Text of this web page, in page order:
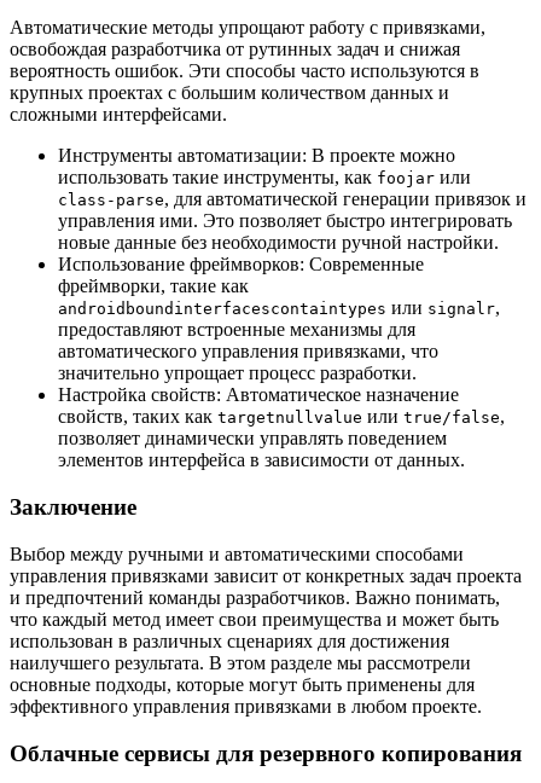
Автоматические методы упрощают работу с привязками,
освобождая разработчика от рутинных задач и снижая
вероятность ошибок. Эти способы часто используются в
крупных проектах с большим количеством данных и
сложными интерфейсами.
Инструменты автоматизации: В проекте можно
использовать такие инструменты, как foojar или
class-parse, для автоматической генерации привязок и
управления ими. Это позволяет быстро интегрировать
новые данные без необходимости ручной настройки.
Использование фреймворков: Современные
фреймворки, такие как
androidboundinterfacescontaintypes или signalr,
предоставляют встроенные механизмы для
автоматического управления привязками, что
значительно упрощает процесс разработки.
Настройка свойств: Автоматическое назначение
свойств, таких как targetnullvalue или true/false,
позволяет динамически управлять поведением
элементов интерфейса в зависимости от данных.
Заключение
Выбор между ручными и автоматическими способами
управления привязками зависит от конкретных задач проекта
и предпочтений команды разработчиков. Важно понимать,
что каждый метод имеет свои преимущества и может быть
использован в различных сценариях для достижения
наилучшего результата. В этом разделе мы рассмотрели
основные подходы, которые могут быть применены для
эффективного управления привязками в любом проекте.
Облачные сервисы для резервного копирования